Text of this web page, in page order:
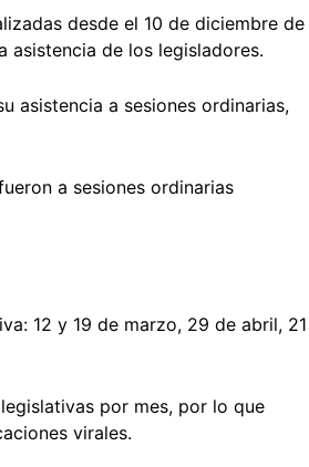
desde el 10 de diciembre de
asistencia de los legisladores.
asistencia a sesiones ordinarias,
a sesiones ordinarias
12 y 19 de marzo, 29 de abril, 21
por mes, por lo que
virales.